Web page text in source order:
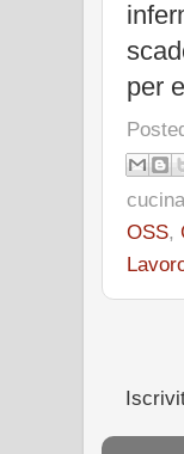
per
OSS,